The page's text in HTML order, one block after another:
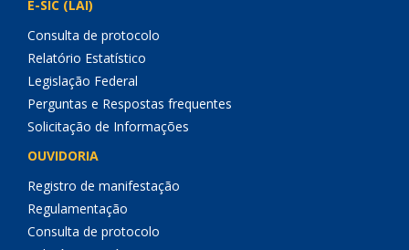
E-SIC (LAI)
Consulta de protocolo
Relatório Estatístico
Legislação Federal
Perguntas e Respostas frequentes
Solicitação de Informações
OUVIDORIA
Registro de manifestação
Regulamentação
Consulta de protocolo